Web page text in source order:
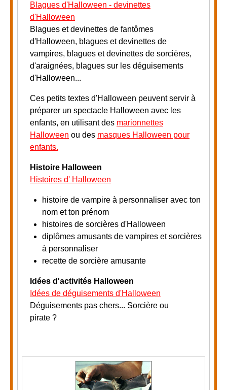
Blagues d'Halloween - devinettes
d'Halloween
Blagues et devinettes de fantômes
d'Halloween, blagues et devinettes de
vampires, blagues et devinettes de sorcières,
d'araignées, blagues sur les déguisements
d'Halloween...
Ces petits textes d'Halloween peuvent servir à
préparer un spectacle Halloween avec les
enfants, en utilisant des marionnettes
Halloween ou des masques Halloween pour
enfants.
Histoire Halloween
Histoires d' Halloween
histoire de vampire à personnaliser avec ton
nom et ton prénom
histoires de sorcières d'Halloween
diplômes amusants de vampires et sorcières
à personnaliser
recette de sorcière amusante
Idées d'activités Halloween
Idées de déguisements d'Halloween
Déguisements pas chers... Sorcière ou
pirate ?